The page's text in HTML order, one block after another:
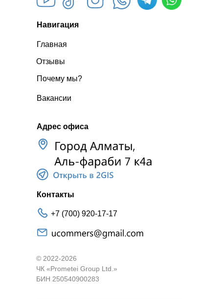
© 2022-2026
ЧК «Prometei Group Ltd.»
БИН 250540900283
Адрес офиса
Контакты
Навигация
Главная
+7 (700) 920-17-17
Почему мы?
Вакансии
Отзывы